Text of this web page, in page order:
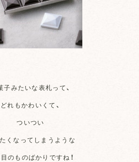
子みたいな表札って、
どれもかわいくて、
ついつい
くなってしまうような
のものばかりですね！